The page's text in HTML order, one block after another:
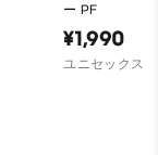
ー PF
¥1,990
ユニセックス